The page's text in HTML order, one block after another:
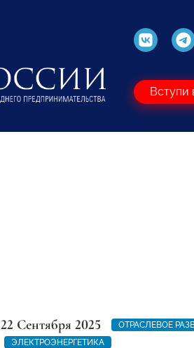
22 Сентября 2025
ОТРАСЛЕВОЕ
ЭЛЕКТРОЭНЕРГЕТИКА